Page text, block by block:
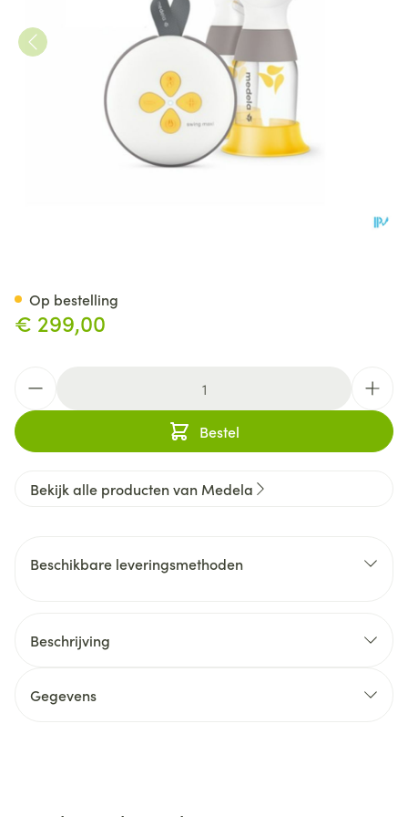
€ 299,00
Bestel
Op bestelling
Bekijk alle producten van Medela
Beschikbare leveringsmethoden
Beschrijving
Gegevens